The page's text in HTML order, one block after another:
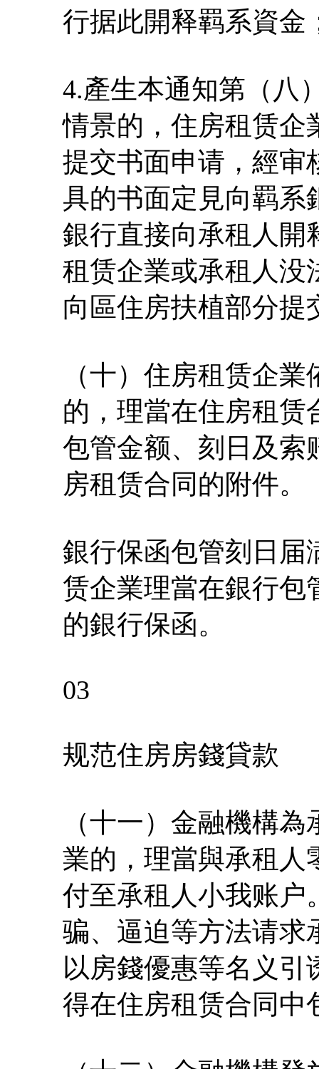
行据此開释羁系資金
4.產生本通知第（八
情景的，住房租赁企
提交书面申请，經审
具的书面定見向羁系
銀行直接向承租人開
租赁企業或承租人没
向區住房扶植部分提
（十）住房租赁企
的，理當在住房租赁
包管金额、刻日及索
房租赁合同的附件。
銀行保函包管刻日届
赁企業理當在銀行包
的銀行保函。
03
规范住房房錢貸款
（十一）金融機構
業的，理當與承租人
付至承租人小我账户
骗、逼迫等方法请求
以房錢優惠等名义引
得在住房租赁合同中